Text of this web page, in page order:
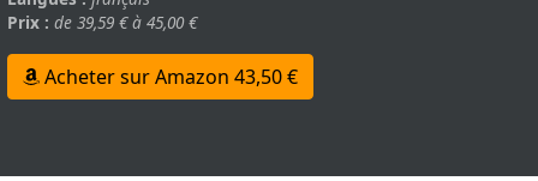
Prix : de 39,59 € à 45,00 €
Acheter sur Amazon 43,50 €